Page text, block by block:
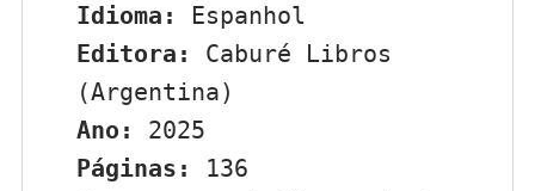
Idioma:
Espanhol
Editora:
Caburé Libros
(Argentina)
Ano:
2025
Páginas:
136